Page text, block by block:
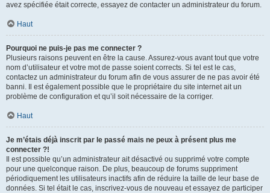
avez spécifiée était correcte, essayez de contacter un administrateur du forum.
Haut
Pourquoi ne puis-je pas me connecter ?
Plusieurs raisons peuvent en être la cause. Assurez-vous avant tout que votre
nom d’utilisateur et votre mot de passe soient corrects. Si tel est le cas,
contactez un administrateur du forum afin de vous assurer de ne pas avoir été
banni. Il est également possible que le propriétaire du site internet ait un
problème de configuration et qu’il soit nécessaire de la corriger.
Haut
Je m’étais déjà inscrit par le passé mais ne peux à présent plus me
connecter ?!
Il est possible qu’un administrateur ait désactivé ou supprimé votre compte
pour une quelconque raison. De plus, beaucoup de forums suppriment
périodiquement les utilisateurs inactifs afin de réduire la taille de leur base de
données. Si tel était le cas, inscrivez-vous de nouveau et essayez de participer